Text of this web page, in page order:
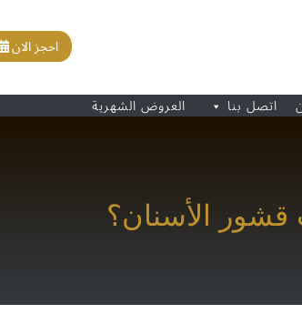
احجز الان
اتصل بنا العروض الشهرية
الأسنان؟